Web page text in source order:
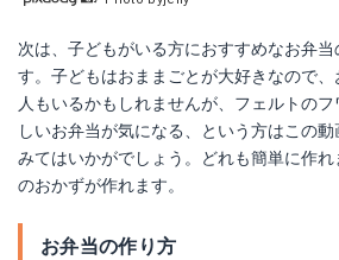
次は、子どもがいる方におすすめなお弁
す。子どもはおままごとが大好きなので
人もいるかもしれませんが、フェルトの
しいお弁当が気になる、という方はこの
みてはいかがでしょう。どれも簡単に作
のおかずが作れます。
お弁当の作り方